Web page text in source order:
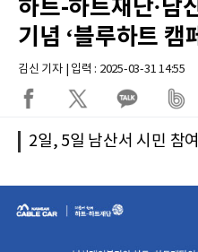
하트-하트재단·남
기념 ‘블루하트 캠
김신 기자 | 입력 : 2025-03-31 14:55
2일, 5일 남산서 시민 참